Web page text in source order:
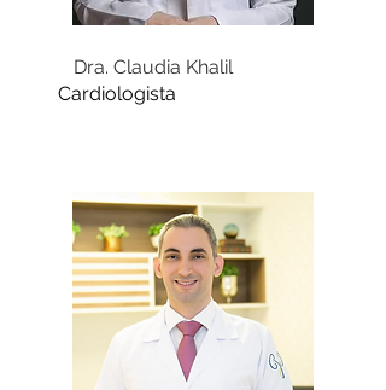
Dra. Claudia Khalil
Cardiologista